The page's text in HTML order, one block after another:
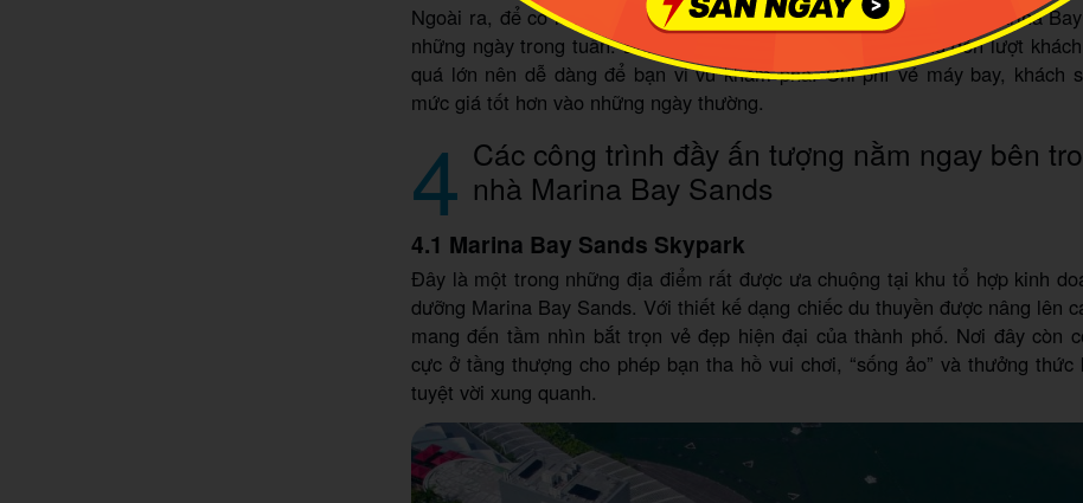
Ngoài ra, để có một chuyến đi thoải mái, bạn hãy cân nhắc đến Marina
những ngày trong tuần. Bởi vì lúc này, đảo quốc sư tử không đón lượt
quá lớn nên dễ dàng để bạn vi vu khám phá. Chi phí vé máy bay, khách
mức giá tốt hơn vào những ngày thường.
4 Các công trình đầy ấn tượng nằm ngay bên
nhà Marina Bay Sands
4.1 Marina Bay Sands Skypark
Đây là một trong những địa điểm rất được ưa chuộng tại khu tổ hợp kinh
dưỡng Marina Bay Sands. Với thiết kế dạng chiếc du thuyền được nâng lên
mang đến tầm nhìn bắt trọn vẻ đẹp hiện đại của thành phố. Nơi đây còn
cực ở tầng thượng cho phép bạn tha hồ vui chơi, “sống ảo” và thưởng thức
tuyệt vời xung quanh.